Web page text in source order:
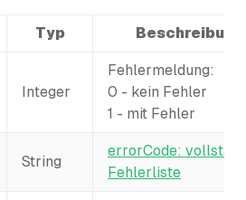
Typ Beschreibung
Integer
Fehlermeldung:
0 - kein Fehler
1 - mit Fehler
String
errorCode:
Fehlerliste